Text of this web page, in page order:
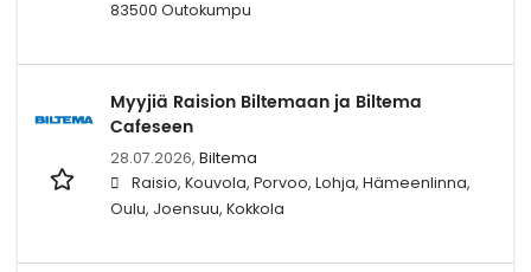
83500 Outokumpu
Myyjiä Raision Biltemaan ja Biltema
Cafeseen
28.07.2026, Biltema
Raisio, Kouvola, Porvoo, Lohja, Hämeenlinna,
Oulu, Joensuu, Kokkola